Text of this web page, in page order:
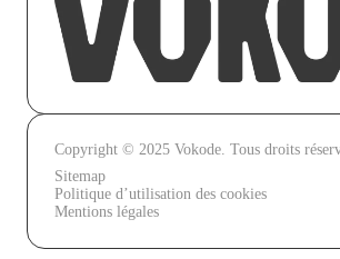
Copyright © 2025 Vokode. Tous droits
Sitemap
Politique d’utilisation des cookies
Mentions légales